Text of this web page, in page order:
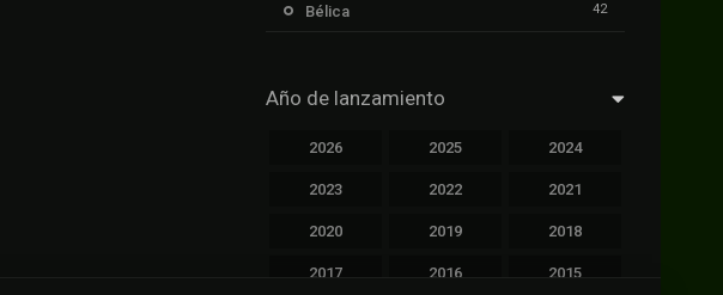
Bélica 42
Cinecalidad
Cinetux 1.139
Año de lanzamiento
2026 2025 2024
2023 2022 2021
2020 2019 2018
2017 2016 2015